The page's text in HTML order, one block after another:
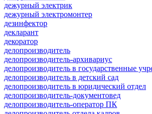
дежурный электрик
дежурный электромонтер
дезинфектор
декларант
декоратор
делопроизводитель
делопроизводитель-архивариус
делопроизводитель в государственные
делопроизводитель в детский сад
делопроизводитель в юридический отдел
делопроизводитель-документовед
делопроизводитель-оператор ПК